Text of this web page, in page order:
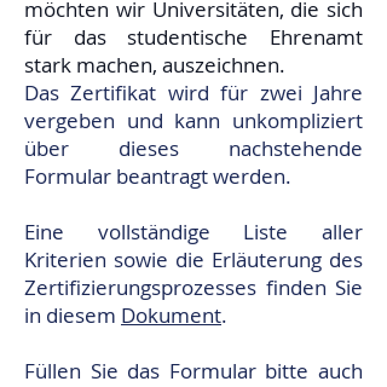
möchten wir Universitäten, die sich
für das studentische Ehrenamt
stark machen, auszeichnen.
Das Zertifikat wird für zwei Jahre
vergeben und kann unkompliziert
über dieses nachstehende
Formular beantragt werden.
Eine vollständige Liste aller
Kriterien sowie die Erläuterung des
Zertifizierungsprozesses finden Sie
in diesem Dokument.
Füllen Sie das Formular bitte auch